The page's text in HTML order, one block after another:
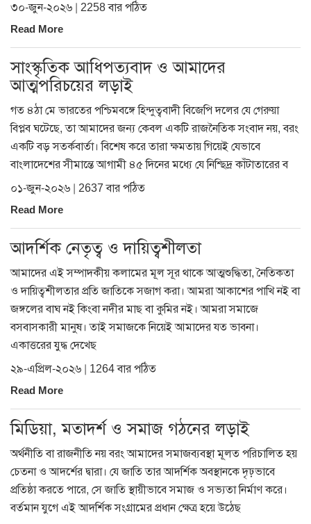
৩০-জুন-২০২৬ | 2258 বার পঠিত
Read More
সাংস্কৃতিক আধিপত্যবাদ ও আমাদের
আত্মপরিচয়ের লড়াই
গত ৪ঠা মে ভারতের পশ্চিমবঙ্গে হিন্দুত্ববাদী বিজেপি দলের যে গেরুয়া
বিপ্লব ঘটেছে, তা আমাদের জন্য কেবল একটি রাজনৈতিক সংবাদ নয়, বরং
একটি বড় সতর্কবার্তা। বিশেষ করে তারা ক্ষমতায় গিয়েই যেভাবে
বাংলাদেশের সীমান্তে আগামী ৪৫ দিনের মধ্যে যে নিশ্ছিদ্র কাঁটাতারের ব
০১-জুন-২০২৬ | 2637 বার পঠিত
Read More
আদর্শিক নেতৃত্ব ও দায়িত্বশীলতা
আমাদের এই সম্পাদকীয় কলামের মূল সূর থাকে আত্মশুদ্ধিতা, নৈতিকতা
ও দায়িত্বশীলতার প্রতি জাতিকে সজাগ করা। আমরা আকাশের পাখি নই বা
জঙ্গলের বাঘ নই কিংবা নদীর মাছ বা কুমির নই। আমরা সমাজে
বসবাসকারী মানুষ। তাই সমাজকে নিয়েই আমাদের যত ভাবনা।
একাত্তরের যুদ্ধ দেখেছ
২৯-এপ্রিল-২০২৬ | 1264 বার পঠিত
Read More
মিডিয়া, মতাদর্শ ও সমাজ গঠনের লড়াই
অর্থনীতি বা রাজনীতি নয় বরং আমাদের সমাজব্যবস্থা মূলত পরিচালিত হয়
চেতনা ও আদর্শের দ্বারা। যে জাতি তার আদর্শিক অবস্থানকে দৃঢ়ভাবে
প্রতিষ্ঠা করতে পারে, সে জাতি স্থায়ীভাবে সমাজ ও সভ্যতা নির্মাণ করে।
বর্তমান যুগে এই আদর্শিক সংগ্রামের প্রধান ক্ষেত্র হয়ে উঠেছ